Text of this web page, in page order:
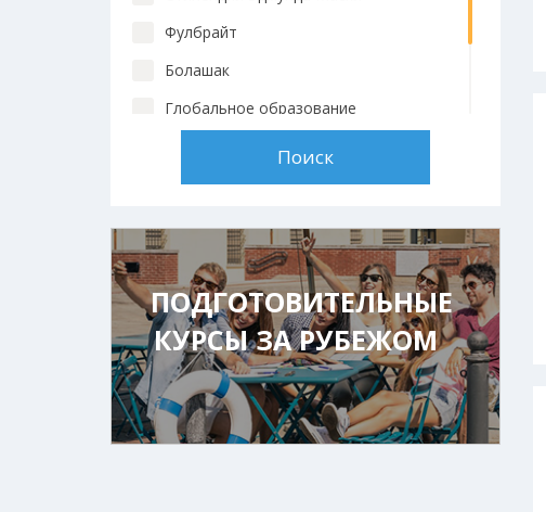
Фулбрайт
Болашак
Глобальное образование
Стипендии вузов
ПОДГОТОВИТЕЛЬНЫЕ
КУРСЫ ЗА РУБЕЖОМ